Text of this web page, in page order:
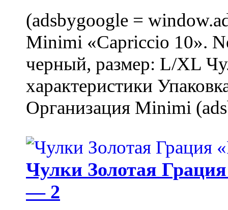
(adsbygoogle =
Minimi «Capriccio 10».
черный, размер: L/XL
характеристики
Организация Minimi
Чулки Золотая
— 2